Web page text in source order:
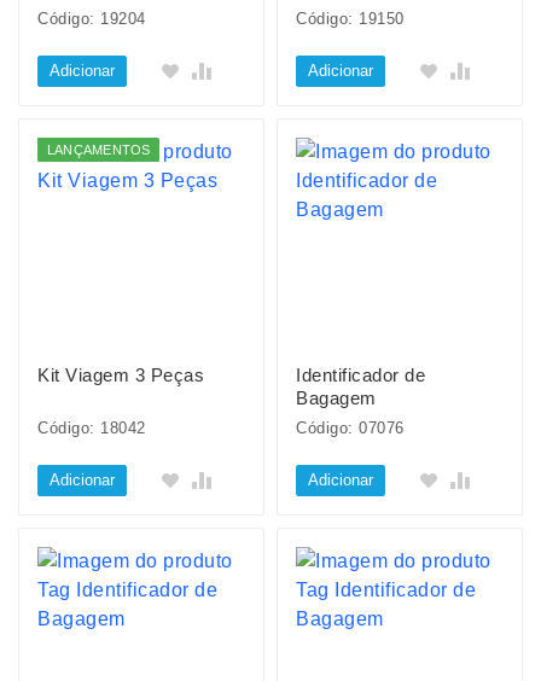
Código: 19204
Adicionar
Código: 19150
Adicionar
LANÇAMENTOS
Kit Viagem 3 Peças
Código: 18042
Adicionar
Identificador de
Bagagem
Código: 07076
Adicionar